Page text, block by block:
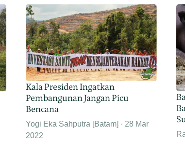
Kala Presiden Ingatkan
Pembangunan Jangan Picu
Bencana
Yogi Eka Sahputra [Batam]
28 Mar
2022